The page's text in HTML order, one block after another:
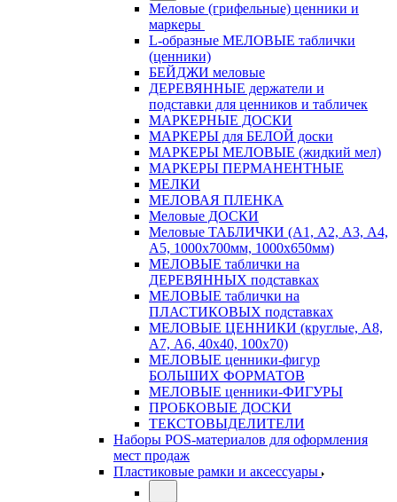
Меловые (грифельные) ценники и
маркеры
L-образные МЕЛОВЫЕ таблички
(ценники)
БЕЙДЖИ меловые
ДЕРЕВЯННЫЕ держатели и
подставки для ценников и табличек
МАРКЕРНЫЕ ДОСКИ
МАРКЕРЫ для БЕЛОЙ доски
МАРКЕРЫ МЕЛОВЫЕ (жидкий мел)
МАРКЕРЫ ПЕРМАНЕНТНЫЕ
МЕЛКИ
МЕЛОВАЯ ПЛЕНКА
Меловые ДОСКИ
Меловые ТАБЛИЧКИ (А1, А2, А3, А4,
А5, 1000х700мм, 1000х650мм)
МЕЛОВЫЕ таблички на
ДЕРЕВЯННЫХ подставках
МЕЛОВЫЕ таблички на
ПЛАСТИКОВЫХ подставках
МЕЛОВЫЕ ЦЕННИКИ (круглые, А8,
А7, А6, 40х40, 100х70)
МЕЛОВЫЕ ценники-фигур
БОЛЬШИХ ФОРМАТОВ
МЕЛОВЫЕ ценники-ФИГУРЫ
ПРОБКОВЫЕ ДОСКИ
ТЕКСТОВЫДЕЛИТЕЛИ
Наборы POS-материалов для оформления
мест продаж
Пластиковые рамки и аксессуары